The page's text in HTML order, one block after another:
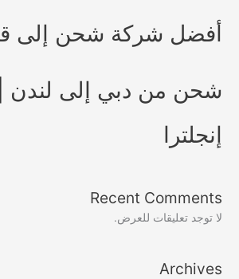
أفضل شركة شحن إلى
شحن من دبي إلى لندن |
إنجلترا
Recent Comments
لا توجد تعليقات للعرض.
Archives